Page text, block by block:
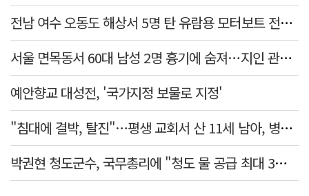
전남 여수 오동도 해상서 5명 탄 유람용 모터보트 전복…2명 숨져
서울 면목동서 60대 남성 2명 흉기에 숨져…지인 관계로 추정
예안향교 대성전, '국가지정 보물로 지정'
"침대에 결박, 탈진"…평생 교회서 산 11세 남아, 병원 이송 끝 숨져
박권현 청도군수, 국무총리에 "청도 물 공급 최대 3만t 늘려달라"